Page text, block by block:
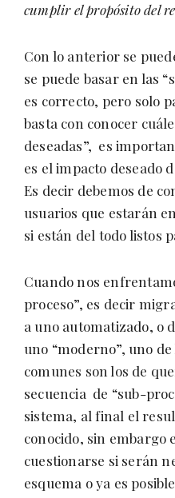
cumplir el propósito del
Con lo anterior se
se puede basar en las
es correcto, pero solo
basta con conocer
deseadas”, es
es el impacto deseado
Es decir debemos de
usuarios que estarán
si están del todo listos
Cuando nos
proceso”, es decir
a uno automatizado, o
uno “moderno”, uno
comunes son los de
secuencia de “sub-
sistema, al final el
conocido, sin embargo
cuestionarse si serán
esquema o ya es